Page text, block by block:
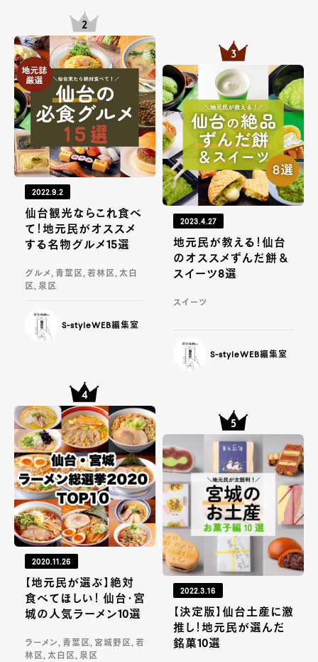
2022.9.2
仙台観光ならこれ食べ
て！地元民がオススメ
する名物グルメ15選
グルメ, 青葉区, 若林区, 太白
区, 泉区
S-styleWEB編集室
2023.4.27
地元民が教える！仙台
のオススメずんだ餅＆
スイーツ8選
スイーツ
S-styleWEB編集室
2020.11.26
【地元民が選ぶ】絶対
食べてほしい！ 仙台・宮
城の人気ラーメン10選
ラーメン, 青葉区, 宮城野区, 若
林区, 太白区, 泉区
2022.3.16
【決定版】仙台土産に激
推し！地元民が選んだ
銘菓10選